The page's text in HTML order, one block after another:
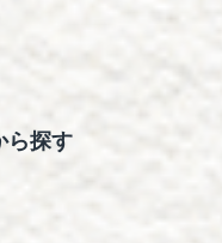
ら探す